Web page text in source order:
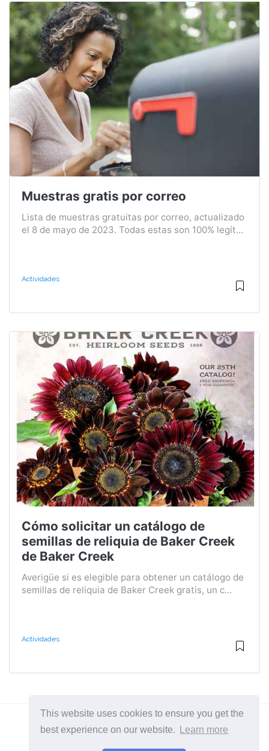
This website uses cookies to ensure you get the
best experience on our website.
Learn more
Muestras gratis por correo
Lista de muestras gratuitas por correo, actualizado
el 8 de mayo de 2023. Todas estas son 100% legít...
Actividades
Cómo solicitar un catálogo de
semillas de reliquia de Baker Creek
de Baker Creek
Averigüe si es elegible para obtener un catálogo de
semillas de reliquia de Baker Creek gratis, un c...
Actividades